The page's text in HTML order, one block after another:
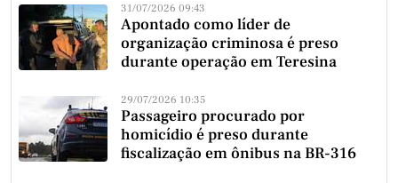
31/07/2026 09:43
Apontado como líder de
organização criminosa é preso
durante operação em Teresina
29/07/2026 10:35
Passageiro procurado por
homicídio é preso durante
fiscalização em ônibus na BR-316